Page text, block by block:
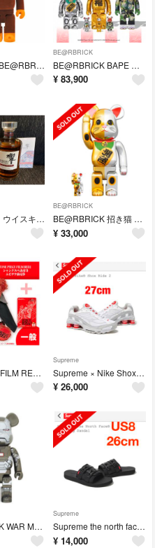
BABY MILO BE@RBRICK FLOCKY 100% & 400%
BE@RBRICK
BE@RBRICK BAPE 招き猫銀メッキ /達磨 金メッキ /獅子舞 400
¥ 83,900
サントリー ウイスキー 響 ブロッサムハーモニー2022
BE@RBRICK
BE@RBRICK 招き猫 千万両 金×開運 銀 100％ & 400％
¥ 33,000
ONE PIECE FILM RED シャンクスべあ
Supreme
Supreme × Nike Shox Ride 2 White 新品27
¥ 26,000
BE@RBRICK WAR MACHINE 1000%
Supreme
Supreme the north face Trekking Sandal
¥ 14,000